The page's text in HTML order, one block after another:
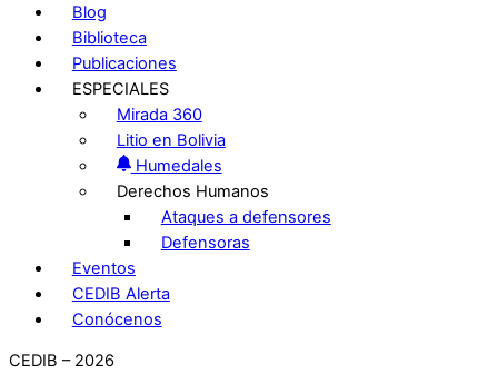
Blog
Biblioteca
Publicaciones
ESPECIALES
Mirada 360
Litio en Bolivia
Humedales
Derechos Humanos
Ataques a defensores
Defensoras
Eventos
CEDIB Alerta
Conócenos
CEDIB – 2026